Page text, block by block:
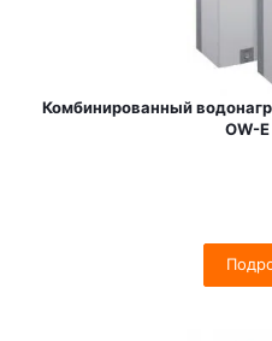
Комбинированный
OW-